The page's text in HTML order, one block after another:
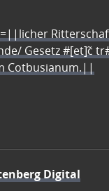
Gesetz #[et]c̃
Cotbusianum.||
Digital